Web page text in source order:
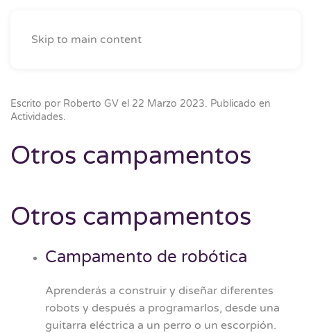
Skip to main content
Escrito por Roberto GV el 22 Marzo 2023. Publicado en
Actividades.
Otros campamentos
Otros campamentos
Campamento de robótica
Aprenderás a construir y diseñar diferentes
robots y después a programarlos, desde una
guitarra eléctrica a un perro o un escorpión.